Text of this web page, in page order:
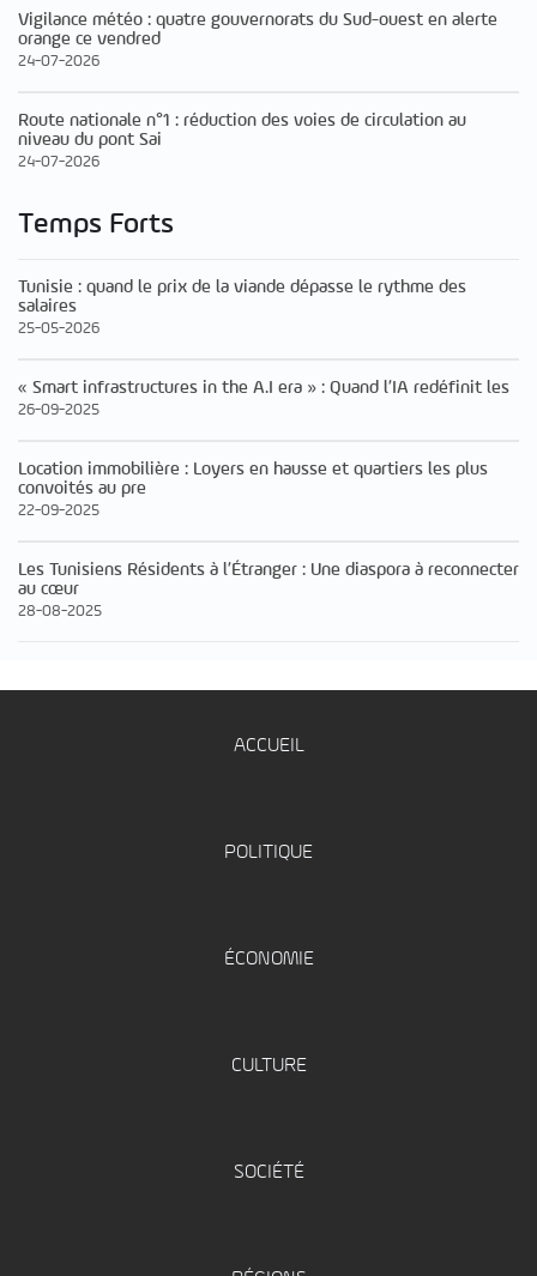
Vigilance météo : quatre gouvernorats du Sud-ouest en alerte
orange ce vendred
24-07-2026
Route nationale n°1 : réduction des voies de circulation au
niveau du pont Sai
24-07-2026
Temps Forts
Tunisie : quand le prix de la viande dépasse le rythme des
salaires
25-05-2026
« Smart infrastructures in the A.I era » : Quand l’IA redéfinit les
26-09-2025
Location immobilière : Loyers en hausse et quartiers les plus
convoités au pre
22-09-2025
Les Tunisiens Résidents à l’Étranger : Une diaspora à reconnecter
au cœur
28-08-2025
ACCUEIL
POLITIQUE
ÉCONOMIE
CULTURE
SOCIÉTÉ